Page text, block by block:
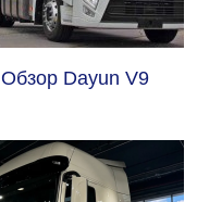
Обзор Dayun V9